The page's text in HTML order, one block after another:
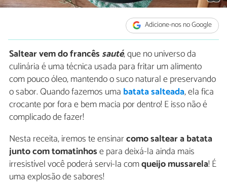
Adicione-nos no Google
Saltear vem do francêssauté, que no universo da
culinária é uma técnica usada para fritar um alimento
com pouco óleo, mantendo o suco natural e preservando
o sabor. Quando fazemos uma batata salteada, ela fica
crocante por fora e bem macia por dentro! E isso não é
complicado de fazer!
Nesta receita, iremos te ensinarcomo saltear a batata
junto com tomatinhose para deixá-la ainda mais
irresistível você poderá servi-la comqueijo mussarela! É
uma explosão de sabores!